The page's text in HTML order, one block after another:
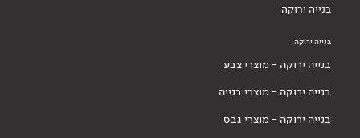
בנייה ירוקה
בנייה ירוקה
בנייה ירוקה - מוצרי צבע
בנייה ירוקה - מוצרי בנייה
בנייה ירוקה - מוצרי גבס